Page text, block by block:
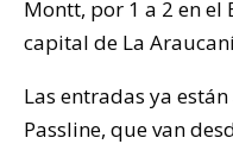
Montt, por 1 a 2 en el
capital de La
Las entradas ya
Passline, que van